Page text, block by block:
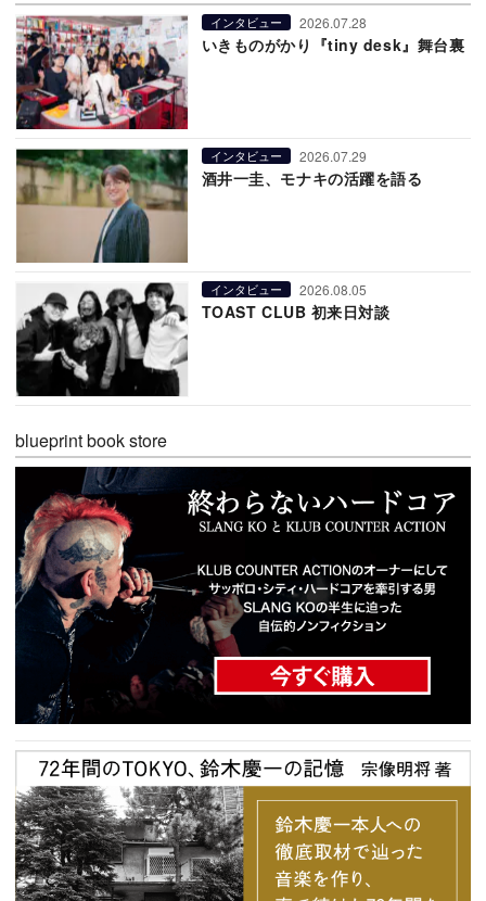
インタビュー 2026.07.28
いきものがかり『tiny desk』舞台裏
インタビュー 2026.07.29
酒井一圭、モナキの活躍を語る
インタビュー 2026.08.05
TOAST CLUB 初来日対談
blueprint book store